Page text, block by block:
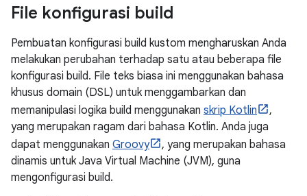
File konfigurasi build
Pembuatan konfigurasi build kustom mengharuskan Anda
melakukan perubahan terhadap satu atau beberapa file
konfigurasi build. File teks biasa ini menggunakan bahasa
khusus domain (DSL) untuk menggambarkan dan
memanipulasi logika build menggunakan skrip Kotlin
,
yang merupakan ragam dari bahasa Kotlin. Anda juga
dapat menggunakan Groovy
, yang merupakan bahasa
dinamis untuk Java Virtual Machine (JVM), guna
mengonfigurasi build.